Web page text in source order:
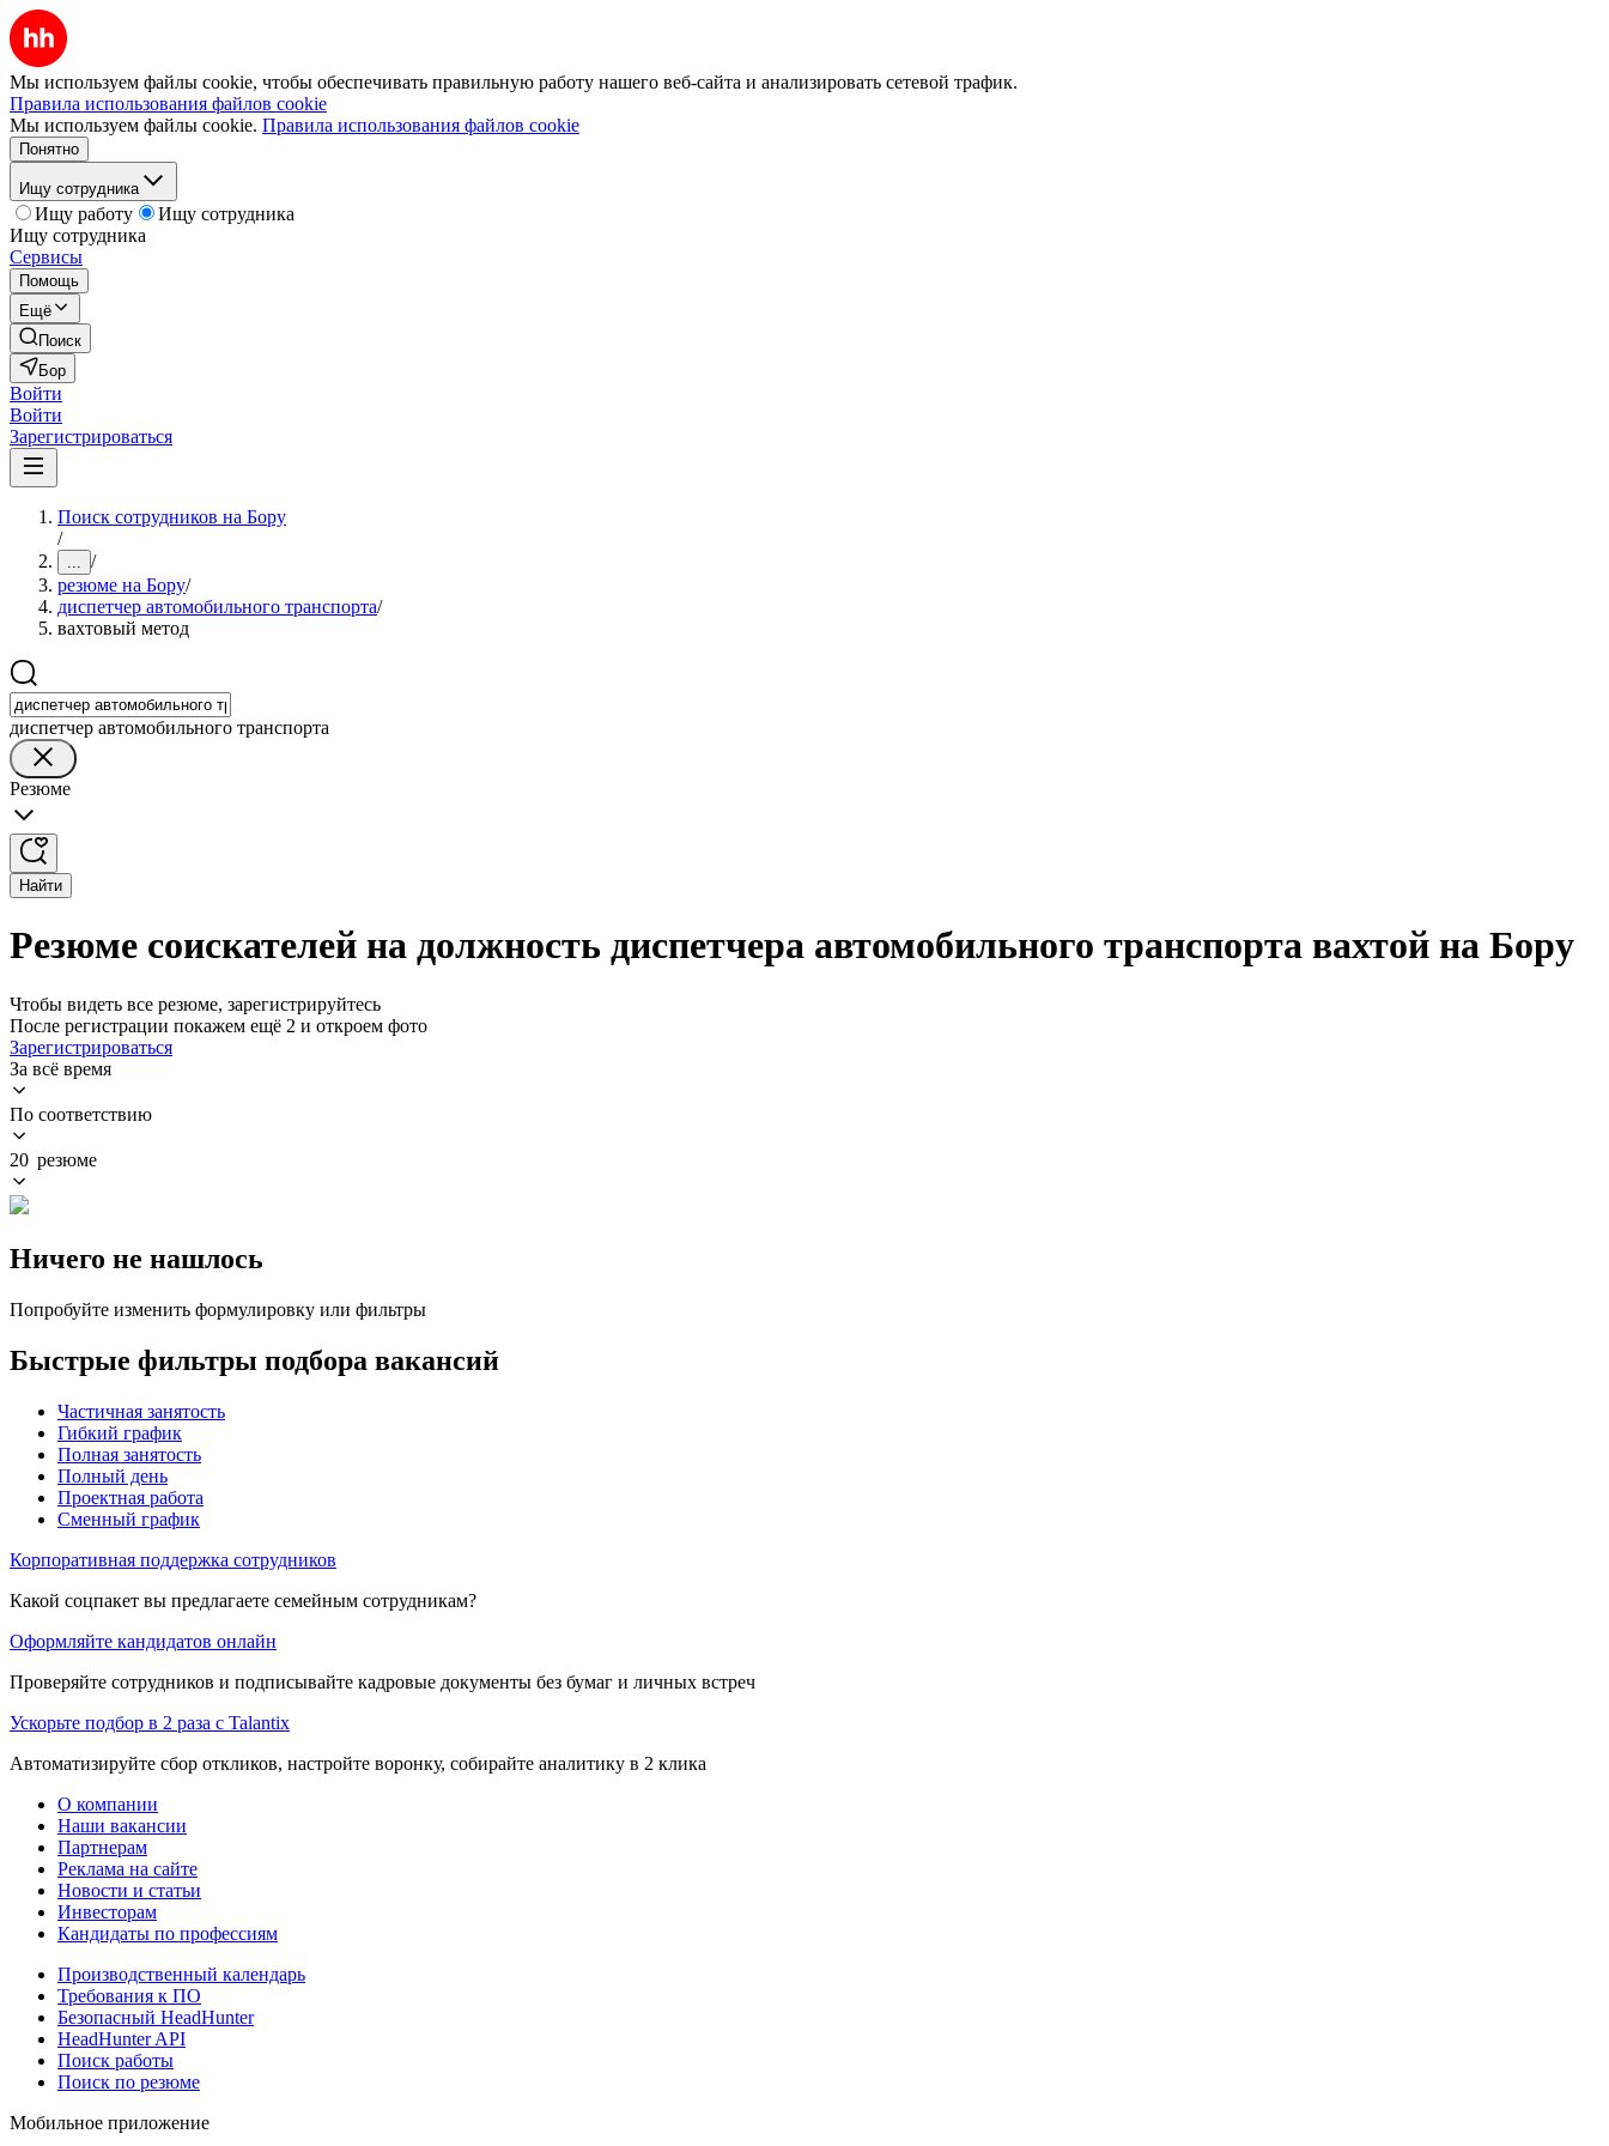
Мы используем файлы cookie, чтобы обеспечивать правильную работу нашего веб-сайта и анализировать сетевой трафик.
Правила использования файлов cookie
Мы используем файлы cookie. Правила использования файлов cookie
Понятно
Ищу сотрудника
Ищу работу
Ищу сотрудника
Ищу сотрудника
Сервисы
Помощь
Ещё
Поиск
Бор
Войти
Войти
Зарегистрироваться
Поиск сотрудников на Бору
/
... /
резюме на Бору/
диспетчер автомобильного транспорта/
вахтовый метод
диспетчер автомобильного транспорта
Резюме
Найти
Резюме соискателей на должность диспетчера автомобильного транспорта вахтой на Бору
Чтобы видеть все резюме, зарегистрируйтесь
После регистрации покажем ещё 2 и откроем фото
Зарегистрироваться
За всё время
По соответствию
20 резюме
Ничего не нашлось
Попробуйте изменить формулировку или фильтры
Быстрые фильтры подбора вакансий
Частичная занятость
Гибкий график
Полная занятость
Полный день
Проектная работа
Сменный график
Корпоративная поддержка сотрудников
Какой соцпакет вы предлагаете семейным сотрудникам?
Оформляйте кандидатов онлайн
Проверяйте сотрудников и подписывайте кадровые документы без бумаг и личных встреч
Ускорьте подбор в 2 раза с Talantix
Автоматизируйте сбор откликов, настройте воронку, собирайте аналитику в 2 клика
О компании
Наши вакансии
Партнерам
Реклама на сайте
Новости и статьи
Инвесторам
Кандидаты по профессиям
Производственный календарь
Требования к ПО
Безопасный HeadHunter
HeadHunter API
Поиск работы
Поиск по резюме
Мобильное приложение